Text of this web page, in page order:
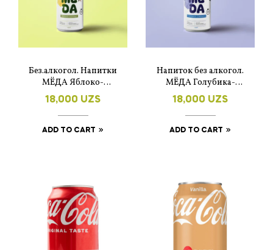
Без.алкогол. Напитки
МЁДА Яблоко-
корица
18,000 UZS
ADD TO CART
Напиток без алкогол.
МЁДА Голубика-
ежевика
18,000 UZS
ADD TO CART